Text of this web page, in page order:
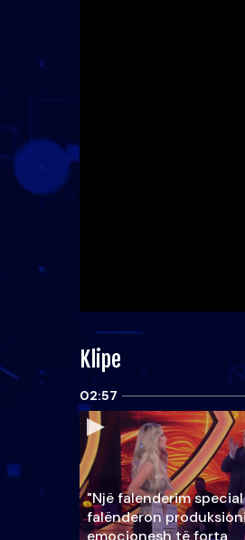
Klipe
02:57
"Një falenderim
falënderon
emocionesh të forta